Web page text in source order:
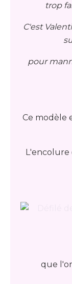
trop
C'est
pour
Ce modèle
L'encolure
que